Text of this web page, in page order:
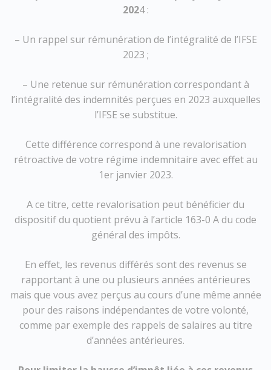
2024 :
– Un rappel sur rémunération de l’intégralité de l’IFSE
2023 ;
– Une retenue sur rémunération correspondant à
l’intégralité des indemnités perçues en 2023 auxquelles
l’IFSE se substitue.
Cette différence correspond à une revalorisation
rétroactive de votre régime indemnitaire avec effet au
1er janvier 2023.
A ce titre, cette revalorisation peut bénéficier du
dispositif du quotient prévu à l’article 163-0 A du code
général des impôts.
En effet, les revenus différés sont des revenus se
rapportant à une ou plusieurs années antérieures
mais que vous avez perçus au cours d’une même année
pour des raisons indépendantes de votre volonté,
comme par exemple des rappels de salaires au titre
d’années antérieures.